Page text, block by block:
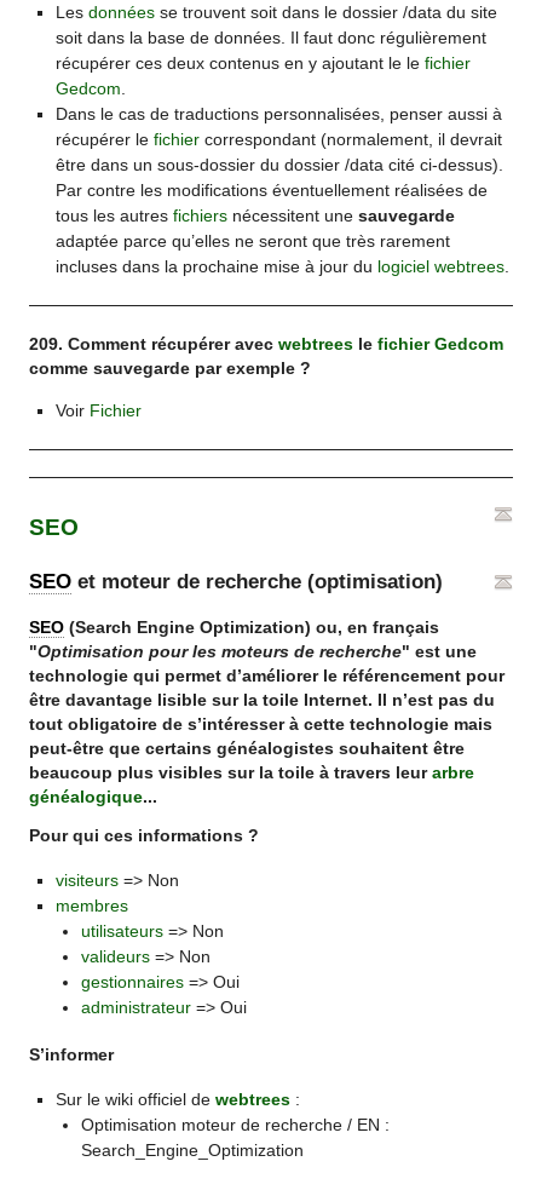
Les donnéesse trouvent soit dans le dossier /data du site
soit dans la base de données. Il faut donc régulièrement
récupérer ces deux contenus en y ajoutant le le fichier
Gedcom
Dans le cas de traductions personnalisées, penser aussi à
récupérer le fichiercorrespondant (normalement, il devrait
être dans un sous-dossier du dossier /data cité ci-dessus).
Par contre les modifications éventuellement réalisées de
tous les autres fichiersnécessitent une sauvegarde
adaptée parce qu’elles ne seront que très rarement
incluses dans la prochaine mise à jour du logiciel webtrees.
209. Comment récupérer avecwebtrees lefichier Gedcom
comme sauvegarde par exemple ?
Voir Fichier
SEO
SEO et moteur de recherche (optimisation)
SEO (Search Engine Optimization) ou, en français
"Optimisation pour les moteurs de recherche" est une
technologie qui permet d’améliorer le référencement pour
être davantage lisible sur la toile Internet. Il n’est pas du
tout obligatoire de s’intéresser à cette technologie mais
peut-être que certains généalogistes souhaitent être
beaucoup plus visibles sur la toile à travers leurarbre
généalogique...
Pour qui ces informations ?
visiteurs=> Non
membres
utilisateurs => Non
valideurs => Non
gestionnaires => Oui
administrateur => Oui
S’informer
Sur le wiki officiel de webtrees:
Optimisation moteur de recherche / EN :
Search_Engine_Optimization